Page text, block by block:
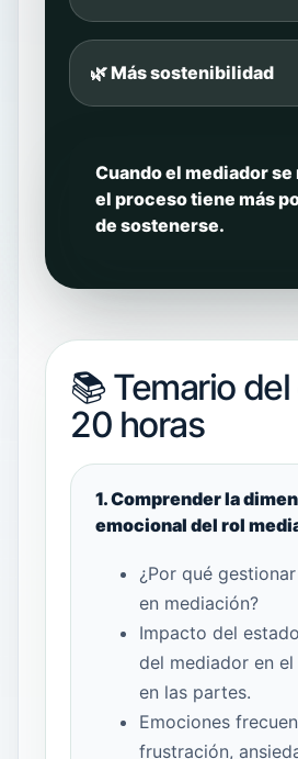
🌿 Más sostenibilidad
Cuando el mediador se
el proceso tiene más
de sostenerse.
📚 Temario del
20 horas
1. Comprender la
emocional del rol
¿Por qué
en mediación?
Impacto del
del mediador en
en las partes.
Emociones
frustración,